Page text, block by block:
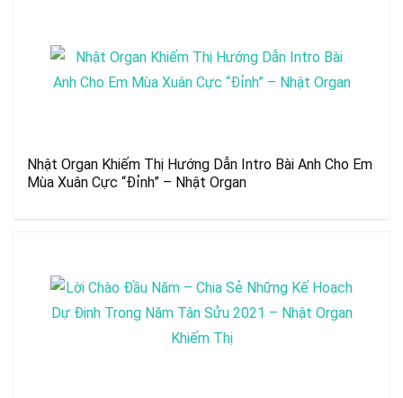
Nhật Organ Khiếm Thị Hướng Dẫn Intro Bài Anh Cho Em
Mùa Xuân Cực “Đỉnh” – Nhật Organ